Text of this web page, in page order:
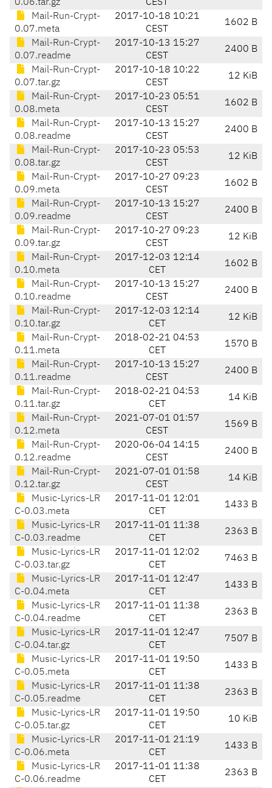
0.06.tar.gz CEST
Mail-Run-Crypt-
0.07.meta
2017-10-18 10:21
CEST
1602 B
Mail-Run-Crypt-
0.07.readme
2017-10-13 15:27
CEST
2400 B
Mail-Run-Crypt-
0.07.tar.gz
2017-10-18 10:22
CEST
12 KiB
Mail-Run-Crypt-
0.08.meta
2017-10-23 05:51
CEST
1602 B
Mail-Run-Crypt-
0.08.readme
2017-10-13 15:27
CEST
2400 B
Mail-Run-Crypt-
0.08.tar.gz
2017-10-23 05:53
CEST
12 KiB
Mail-Run-Crypt-
0.09.meta
2017-10-27 09:23
CEST
1602 B
Mail-Run-Crypt-
0.09.readme
2017-10-13 15:27
CEST
2400 B
Mail-Run-Crypt-
0.09.tar.gz
2017-10-27 09:23
CEST
12 KiB
Mail-Run-Crypt-
0.10.meta
2017-12-03 12:14
CET
1602 B
Mail-Run-Crypt-
0.10.readme
2017-10-13 15:27
CEST
2400 B
Mail-Run-Crypt-
0.10.tar.gz
2017-12-03 12:14
CET
12 KiB
Mail-Run-Crypt-
0.11.meta
2018-02-21 04:53
CET
1570 B
Mail-Run-Crypt-
0.11.readme
2017-10-13 15:27
CEST
2400 B
Mail-Run-Crypt-
0.11.tar.gz
2018-02-21 04:53
CET
14 KiB
Mail-Run-Crypt-
0.12.meta
2021-07-01 01:57
CEST
1569 B
Mail-Run-Crypt-
0.12.readme
2020-06-04 14:15
CEST
2400 B
Mail-Run-Crypt-
0.12.tar.gz
2021-07-01 01:58
CEST
14 KiB
Music-Lyrics-LR
C-0.03.meta
2017-11-01 12:01
CET
1433 B
Music-Lyrics-LR
C-0.03.readme
2017-11-01 11:38
CET
2363 B
Music-Lyrics-LR
C-0.03.tar.gz
2017-11-01 12:02
CET
7463 B
Music-Lyrics-LR
C-0.04.meta
2017-11-01 12:47
CET
1433 B
Music-Lyrics-LR
C-0.04.readme
2017-11-01 11:38
CET
2363 B
Music-Lyrics-LR
C-0.04.tar.gz
2017-11-01 12:47
CET
7507 B
Music-Lyrics-LR
C-0.05.meta
2017-11-01 19:50
CET
1433 B
Music-Lyrics-LR
C-0.05.readme
2017-11-01 11:38
CET
2363 B
Music-Lyrics-LR
C-0.05.tar.gz
2017-11-01 19:50
CET
10 KiB
Music-Lyrics-LR
C-0.06.meta
2017-11-01 21:19
CET
1433 B
Music-Lyrics-LR
C-0.06.readme
2017-11-01 11:38
CET
2363 B